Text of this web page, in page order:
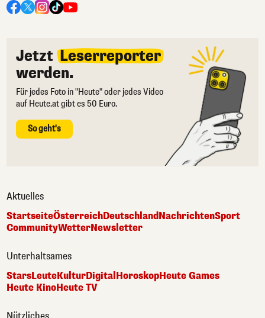
Jetzt Leserreporter
werden.
Für jedes Foto in "Heute" oder jedes Video
auf Heute.at gibt es 50 Euro.
So geht's
Aktuelles
StartseiteÖsterreichDeutschlandNachrichtenSport
CommunityWetterNewsletter
Unterhaltsames
StarsLeuteKulturDigital HoroskopHeute Games
Heute KinoHeute TV